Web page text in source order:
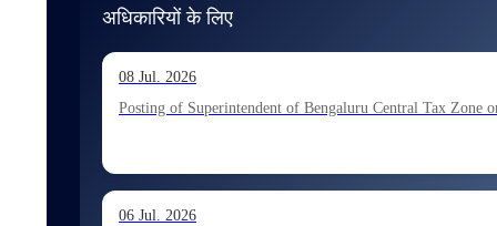
13 Jul. 2026
Allocation of Executive Assistant recommended for
10 Jul. 2026
अधिकारियों के लिए
08 Jul. 2026
Posting of Superintendent of Bengaluru Central Tax Zone
06 Jul. 2026